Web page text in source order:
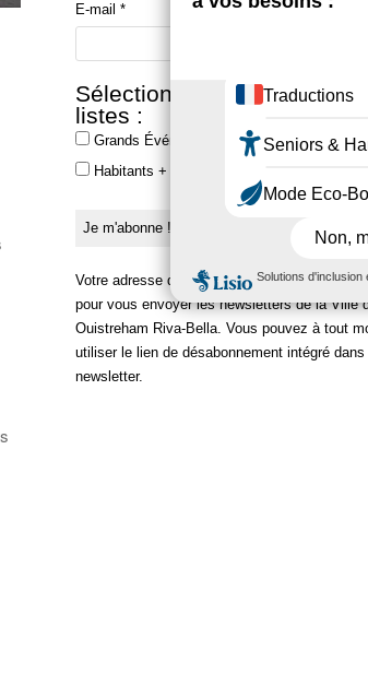
E-mail *
Sélectionner une ou
listes :
Grands Événements
Habitants + Grands Événements
Votre adresse de messagerie est uniquement
pour vous envoyer les newsletters de la Ville
Ouistreham Riva-Bella. Vous pouvez à tout
utiliser le lien de désabonnement intégré dans
newsletter.